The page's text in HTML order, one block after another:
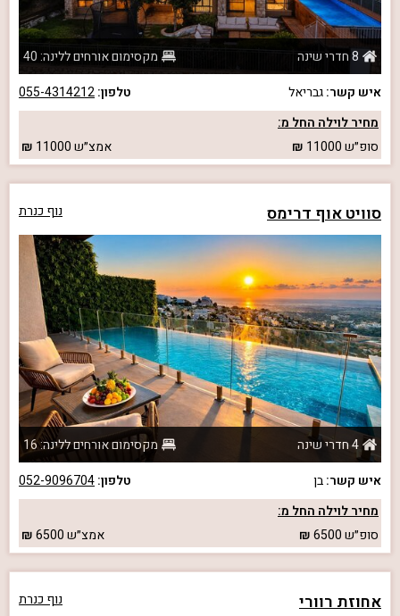
8 חדרי שינה
מקסימום אורחים ללינה: 40
איש קשר:גבריאל טלפון:055-4314212
מחיר לוילה החל מ:
סופ״ש11000 אמצ״ש11000
סוויט אוף דרימס נוף כנרת
4 חדרי שינה
מקסימום אורחים ללינה: 16
איש קשר:בן טלפון:052-9096704
מחיר לוילה החל מ:
סופ״ש6500 אמצ״ש6500
אחוזת רוורי נוף כנרת